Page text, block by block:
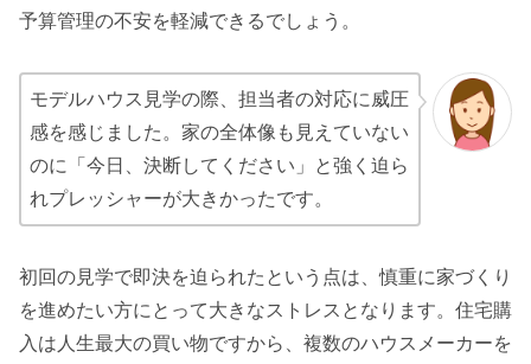
予算管理の不安を軽減できるでしょう。
モデルハウス見学の際、担当者の対応に威圧
感を感じました。家の全体像も見えていない
のに「今日、決断してください」と強く迫ら
れプレッシャーが大きかったです。
初回の見学で即決を迫られたという点は、慎重に家づくり
を進めたい方にとって大きなストレスとなります。住宅購
入は人生最大の買い物ですから、複数のハウスメーカーを